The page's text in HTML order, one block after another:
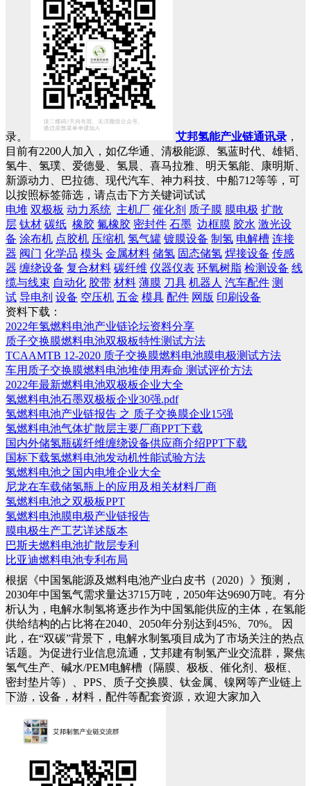
录。 艾邦氢能产业链通讯录 ，
目前有2200人加入，如亿华通、清极能源、氢蓝时代、雄韬、
氢牛、氢璞、爱德曼、氢晨、喜马拉雅、明天氢能、康明斯、
新源动力、巴拉德、现代汽车、神力科技、中船712等等，可
以按照标签筛选，请点击下方关键词试试
电堆 双极板 动力系统 主机厂 催化剂 质子膜 膜电极 扩散
层 钛材 碳纸 橡胶 氟橡胶 密封件 石墨 边框膜 胶水 激光设
备 涂布机 点胶机 压缩机 氢气罐 镀膜设备 制氢 电解槽 连接
器 阀门 化学品 模头 金属材料 储氢 固态储氢 焊接设备 传感
器 缠绕设备 复合材料 碳纤维 仪器仪表 环氧树脂 检测设备 线
缆与线束 自动化 胶带 材料 薄膜 刀具 机器人 汽车配件 测
试 导电剂 设备 空压机 五金 模具 配件 网版 印刷设备
资料下载：
2022年氢燃料电池产业链论坛资料分享
质子交换膜燃料电池双极板特性测试方法
TCAAMTB 12-2020 质子交换膜燃料电池膜电极测试方法
车用质子交换膜燃料电池堆使用寿命 测试评价方法
2022年最新燃料电池双极板企业大全
氢燃料电池石墨双极板企业30强.pdf
氢燃料电池产业链报告 之 质子交换膜企业15强
氢燃料电池气体扩散层主要厂商PPT下载
国内外储氢瓶碳纤维缠绕设备供应商介绍PPT下载
国标下载氢燃料电池发动机性能试验方法
氢燃料电池之国内电堆企业大全
尼龙在车载储氢瓶上的应用及相关材料厂商
氢燃料电池之双极板PPT
氢燃料电池膜电极产业链报告
膜电极生产工艺详述版本
巴斯夫燃料电池扩散层专利
比亚迪燃料电池专利布局
根据《中国氢能源及燃料电池产业白皮书（2020）》预测，
2030年中国氢气需求量达3715万吨，2050年达9690万吨。有分
析认为，电解水制氢将逐步作为中国氢能供应的主体，在氢能
供给结构的占比将在2040、2050年分别达到45%、70%。
因
此，在“双碳”背景下，电解水制氢项目成为了市场关注的热点
话题。为促进行业信息流通，艾邦建有制氢产业交流群，聚焦
氢气生产、碱水/PEM电解槽（隔膜、极板、催化剂、极框、
密封垫片等）、PPS、质子交换膜、钛金属、镍网等产业链上
下游，设备，材料，配件等配套资源，欢迎大家加入